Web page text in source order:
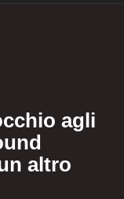
agli
altro